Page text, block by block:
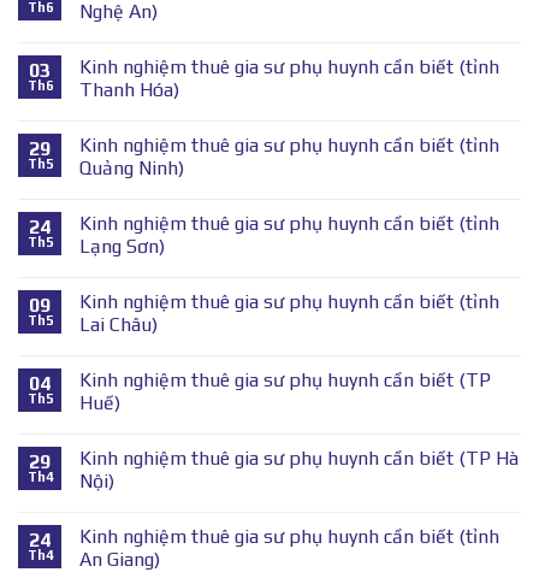
Th6
Nghệ An)
03
Th6
Kinh nghiệm thuê gia sư phụ huynh cần biết (tỉnh
Thanh Hóa)
29
Th5
Kinh nghiệm thuê gia sư phụ huynh cần biết (tỉnh
Quảng Ninh)
24
Th5
Kinh nghiệm thuê gia sư phụ huynh cần biết (tỉnh
Lạng Sơn)
09
Th5
Kinh nghiệm thuê gia sư phụ huynh cần biết (tỉnh
Lai Châu)
04
Th5
Kinh nghiệm thuê gia sư phụ huynh cần biết (TP
Huế)
29
Th4
Kinh nghiệm thuê gia sư phụ huynh cần biết (TP Hà
Nội)
24
Th4
Kinh nghiệm thuê gia sư phụ huynh cần biết (tỉnh
An Giang)